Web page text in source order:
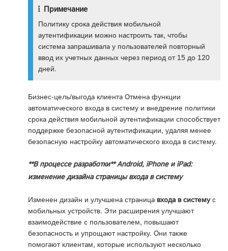
Примечание
Политику срока действия мобильной
аутентификации можно настроить так, чтобы
система запрашивала у пользователей повторный
ввод их учетных данных через период от 15 до 120
дней.
Бизнес-цель/выгода клиента Отмена функции
автоматического входа в систему и внедрение политики
срока действия мобильной аутентификации способствует
поддержке безопасной аутентификации, удаляя менее
безопасную настройку автоматического входа в систему.
**В процессе разработки** Android, iPhone и iPad:
изменение дизайна страницы входа в систему
Изменен дизайн и улучшена страница входа в системус
мобильных устройств. Эти расширения улучшают
взаимодействие с пользователем, повышают
безопасность и упрощают настройку. Они также
помогают клиентам, которые используют несколько